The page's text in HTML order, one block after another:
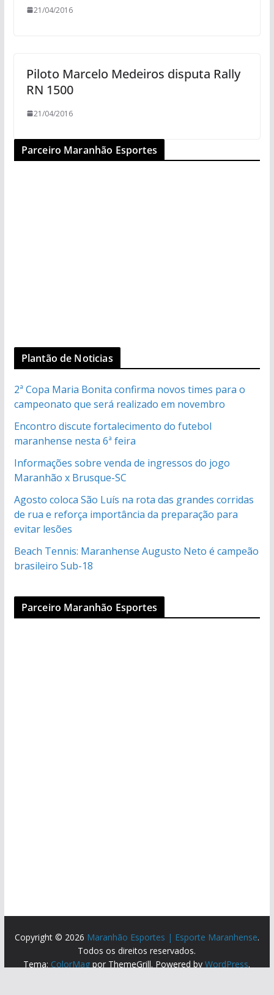
21/04/2016
Piloto Marcelo Medeiros disputa Rally
RN 1500
21/04/2016
Parceiro Maranhão Esportes
Plantão de Noticias
2ª Copa Maria Bonita confirma novos times para o
campeonato que será realizado em novembro
Encontro discute fortalecimento do futebol
maranhense nesta 6ª feira
Informações sobre venda de ingressos do jogo
Maranhão x Brusque-SC
Agosto coloca São Luís na rota das grandes corridas
de rua e reforça importância da preparação para
evitar lesões
Beach Tennis: Maranhense Augusto Neto é campeão
brasileiro Sub-18
Parceiro Maranhão Esportes
Copyright © 2026 Maranhão Esportes | Esporte Maranhense.
Todos os direitos reservados.
Tema: ColorMag por ThemeGrill. Powered byWordPress.